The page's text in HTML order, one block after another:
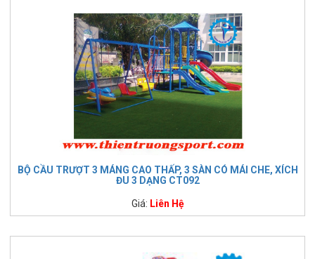
BỘ CẦU TRƯỢT 3 MÁNG CAO THẤP, 3 SÀN CÓ MÁI CHE, XÍCH
ĐU 3 DẠNG CT092
Giá: Liên Hệ